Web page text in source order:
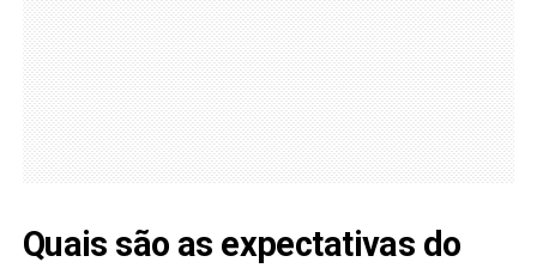
Quais são as expectativas do